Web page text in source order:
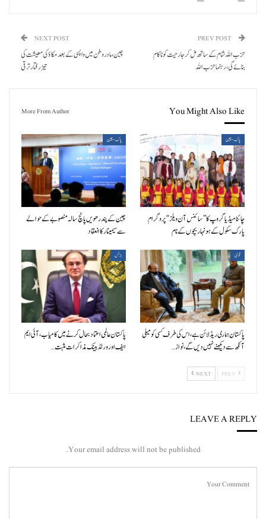
حزب اللہ شام کے ساتھ مل کر جارحیت کو ناکام
بنائے گی، رہنما حزب اللہ
NEXT POST
چین، مادر وطن میں واپسی کے بعد مکاؤ کی معیشت کی
تیز رفتار ترقی
You Might Also Like
More From Author
پاک-چین
چائنا میڈیا گروپ کا ”سائنس آن ویلز“ پروگرام
پارک سکول کے ہونہار بچوں کے نام
پاک-چین
چین کے پندرھویں پانچ سالہ منصوبے کے حوالے
سے سیمینار کا انعقاد
قومی
پاکستان ہماری ریڈ لائن ہے، اس کی طرف کسی کو میلی
آنکھ سے دیکھنے نہیں دیں گے، نواز…
بزنس
پاکستان عالمی اعتماد بحال کرنے میں کامیاب، آئی ایم
ایف اور ورلڈ بینک مذاکرات مثبت…
NEXT
LEAVE A REPLY
Your email address will not be published.